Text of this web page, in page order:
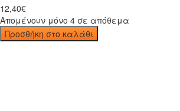
12,40€
Απομένουν μόνο 4 σε απόθεμα
Προσθήκη στο καλάθι